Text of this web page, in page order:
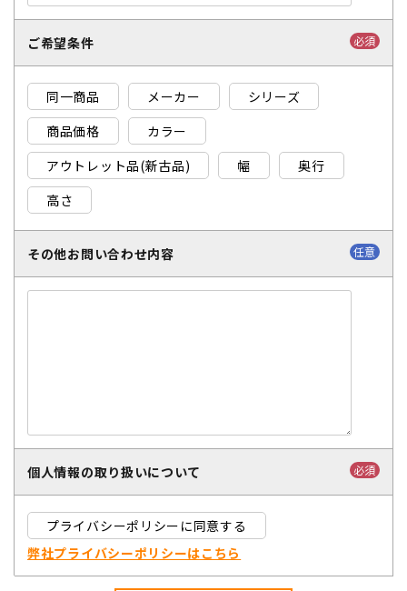
ご希望条件 必須
同一商品 メーカー
シリーズ
商品価格
カラー
アウトレット品(新古品)
幅
奥行
高さ
その他お問い合わせ内容 任意
個人情報の取り扱いについて 必須
プライバシーポリシーに同意する
弊社プライバシーポリシーはこちら